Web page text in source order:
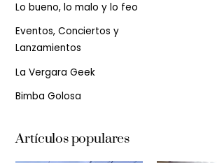
Lo bueno, lo malo y lo feo
Eventos, Conciertos y
Lanzamientos
La Vergara Geek
Bimba Golosa
Artículos populares